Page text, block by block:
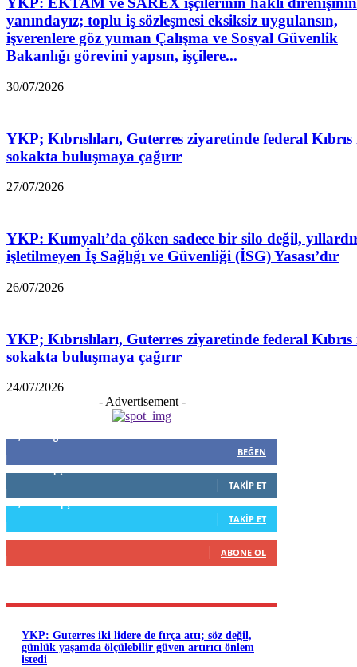
yanındayız; toplu iş sözleşmesi eksiksiz uygulansın,
işverenlere göz yuman Çalışma ve Sosyal Güvenlik
Bakanlığı görevini yapsın, işçilere...
30/07/2026
YKP; Kıbrıslıları, Guterres ziyaretinde federal
sokakta buluşmaya çağırır
27/07/2026
YKP: Kumyalı’da çöken sadece bir silo değil,
işletilmeyen İş Sağlığı ve Güvenliği (İSG) Yasası’dır
26/07/2026
YKP; Kıbrıslıları, Guterres ziyaretinde federal
sokakta buluşmaya çağırır
24/07/2026
- Advertisement -
BEĞEN
TAKIP ET
TAKIP ET
ABONE OL
YKP: Guterres iki lidere de fırça attı; söz değil,
günlük yaşamda ölçülebilir güven artırıcı önlem
istedi